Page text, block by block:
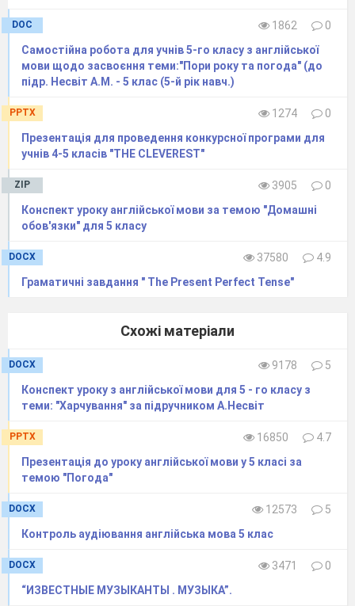
DOC 1862
0
Самостійна робота для учнів 5-го класу з англійської
мови щодо засвоєння теми:"Пори року та погода" (до
підр. Несвіт А.М. - 5 клас (5-й рік навч.)
PPTX 1274
0
Презентація для проведення конкурсної програми для
учнів 4-5 класів "THE CLEVEREST"
ZIP 3905
0
Конспект уроку англійської мови за темою "Домашні
обов'язки" для 5 класу
DOCX 37580
4.9
Граматичні завдання " The Present Perfect Tense"
Схожі матеріали
DOCX 9178
5
Конспект уроку з англійської мови для 5 - го класу з
теми: "Харчування" за підручником А.Несвіт
PPTX 16850
4.7
Презентація до уроку англійської мови у 5 класі за
темою "Погода"
DOCX 12573
5
Контроль аудіювання англійська мова 5 клас
DOCX 3471
0
“ИЗВЕСТНЫЕ МУЗЫКАНТЫ . МУЗЫКА”.